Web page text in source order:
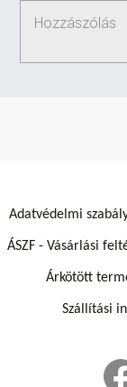
Adatvédelmi
ÁSZF - Vásárlási
Árkötött
Szállítási